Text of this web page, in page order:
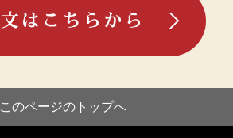
このページのトップへ